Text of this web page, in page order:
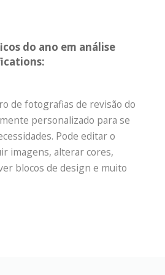
do ano em análise
de fotografias de revisão do
personalizado para se
Pode editar o
imagens, alterar cores,
blocos de design e muito